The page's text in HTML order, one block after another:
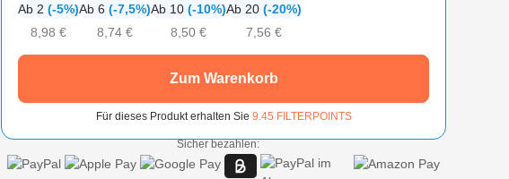
Ab 2 (-5%)
8,98 €
Ab 6 (-7,5%)
8,74 €
Ab 10 (-10%)
8,50 €
Ab 20 (-20%)
7,56 €
Zum Warenkorb
Für dieses Produkt erhalten Sie 9.45 FILTERPOINTS
Sicher bezahlen: